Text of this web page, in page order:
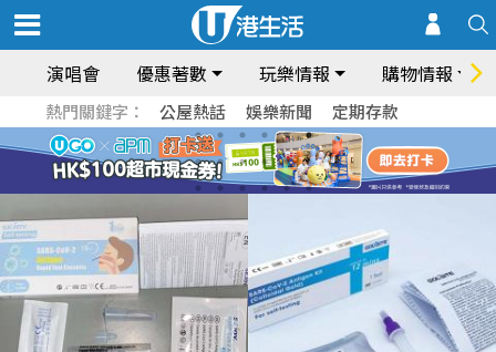
演唱會 優惠著數 玩樂情報 購物情報
熱門關鍵字： 公屋熱話 娛樂新聞 定期存款